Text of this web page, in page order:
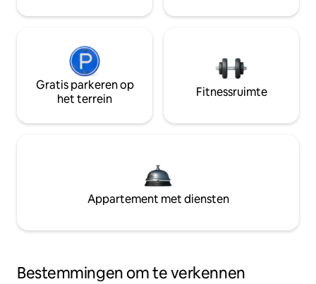
Gratis parkeren op
het terrein
Fitnessruimte
Appartement met diensten
Bestemmingen om te verkennen